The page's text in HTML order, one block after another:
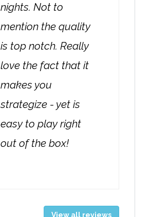
nights. Not to
mention the quality
is top notch. Really
love the fact that it
makes you
strategize - yet is
easy to play right
out of the box!
View all reviews